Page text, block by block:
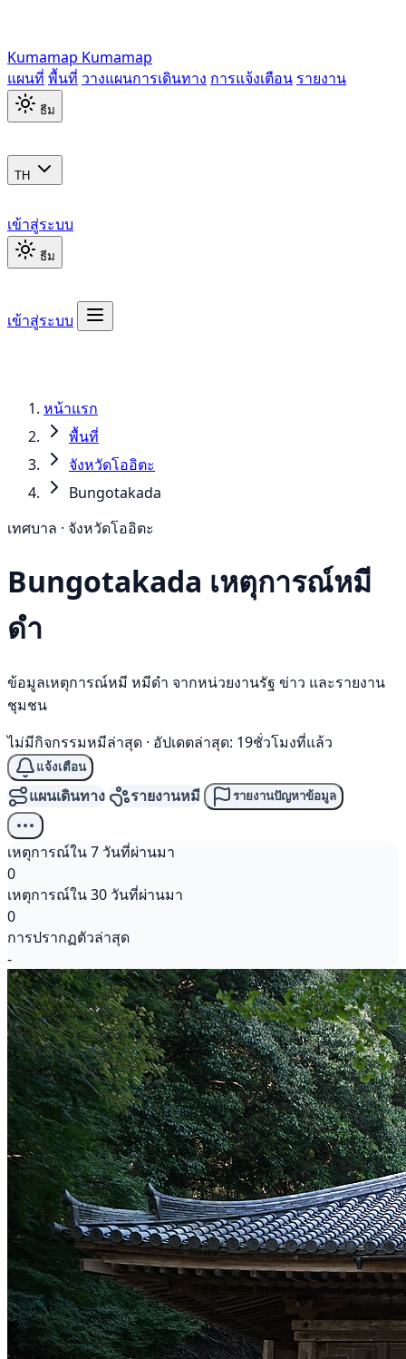
Kumamap Kumamap
แผนที่ พื้นที่ วางแผนการเดินทาง การแจ้งเตือน รายงาน
ธีม
TH
เข้าสู่ระบบ
ธีม
เข้าสู่ระบบ
หน้าแรก
พื้นที่
จังหวัดโออิตะ
Bungotakada
เทศบาล · จังหวัดโออิตะ
Bungotakada เหตุการณ์หมี
ดำ
ข้อมูลเหตุการณ์หมี หมีดำ จากหน่วยงานรัฐ ข่าว และรายงาน
ชุมชน
ไม่มีกิจกรรมหมีล่าสุด · อัปเดตล่าสุด: 19ชั่วโมงที่แล้ว
แจ้งเตือน
แผนเดินทาง รายงานหมี รายงานปัญหาข้อมูล
เหตุการณ์ใน 7 วันที่ผ่านมา
0
เหตุการณ์ใน 30 วันที่ผ่านมา
0
การปรากฏตัวล่าสุด
-